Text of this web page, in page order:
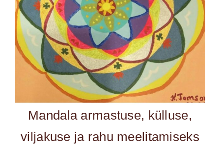
Mandala armastuse, külluse,
viljakuse ja rahu meelitamiseks